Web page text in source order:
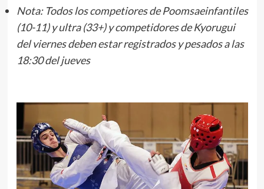
Nota: Todos los competiores de Poomsaeinfantiles
(10-11) y ultra (33+) y competidores de Kyorugui
del viernes deben estar registrados y pesados a las
18:30 del jueves